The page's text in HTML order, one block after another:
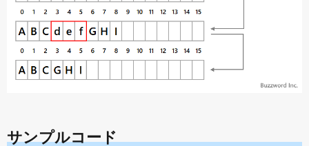
サンプルコード